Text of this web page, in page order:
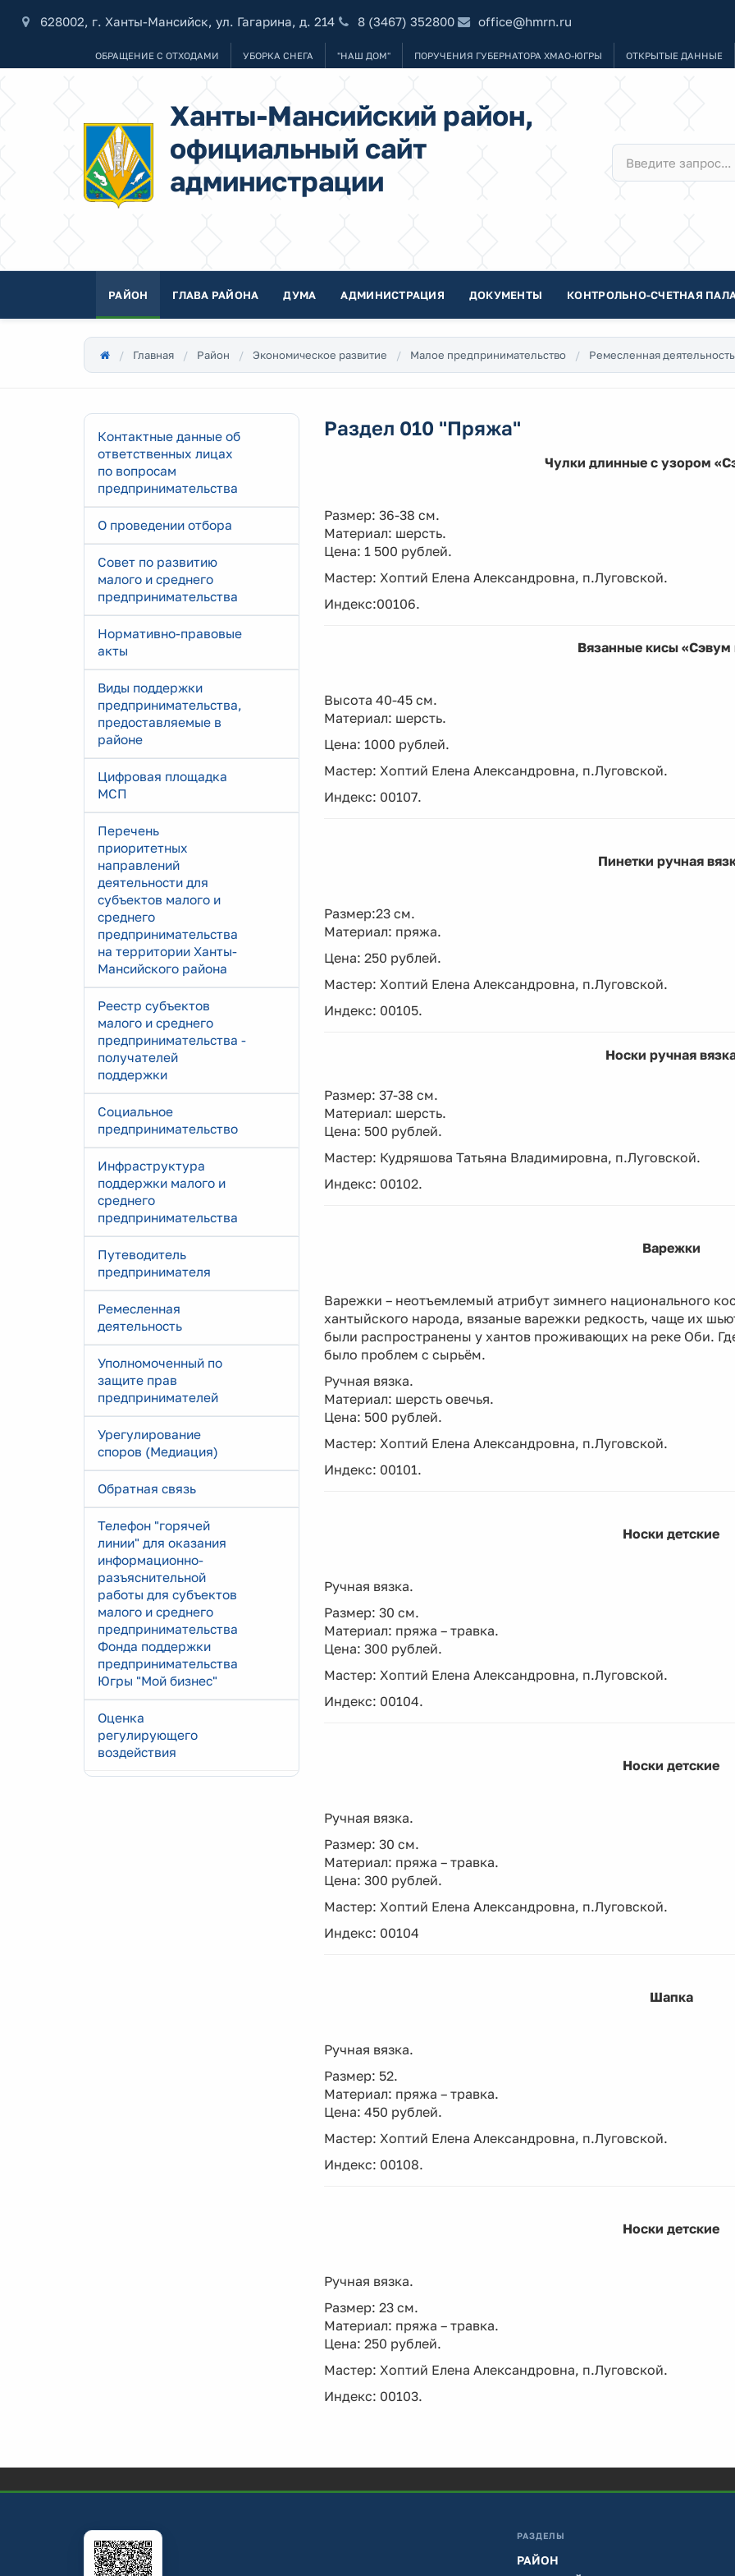
628002, г. Ханты-Мансийск, ул. Гагарина, д. 214 8 (3467) 352800 office@hmrn.ru
ОБРАЩЕНИЕ С ОТХОДАМИ УБОРКА СНЕГА "НАШ ДОМ" ПОРУЧЕНИЯ ГУБЕРНАТОРА ХМАО-ЮГРЫ ОТКРЫТЫЕ ДАННЫЕ
Ханты-Мансийский район,
официальный сайт
администрации
РАЙОН ГЛАВА РАЙОНА ДУМА АДМИНИСТРАЦИЯ ДОКУМЕНТЫ КОНТРОЛЬНО-СЧЕТНАЯ
Главная Район Экономическое развитие Малое предпринимательство Ремесленная деятельность
Контактные данные об
ответственных лицах
по вопросам
предпринимательства
О проведении отбора
Совет по развитию
малого и среднего
предпринимательства
Нормативно-правовые
акты
Виды поддержки
предпринимательства,
предоставляемые в
районе
Цифровая площадка
МСП
Перечень
приоритетных
направлений
деятельности для
субъектов малого и
среднего
предпринимательства
на территории Ханты-
Мансийского района
Реестр субъектов
малого и среднего
предпринимательства -
получателей
поддержки
Социальное
предпринимательство
Инфраструктура
поддержки малого и
среднего
предпринимательства
Путеводитель
предпринимателя
Ремесленная
деятельность
Уполномоченный по
защите прав
предпринимателей
Урегулирование
споров (Медиация)
Обратная связь
Телефон "горячей
линии" для оказания
информационно-
разъяснительной
работы для субъектов
малого и среднего
предпринимательства
Фонда поддержки
предпринимательства
Югры "Мой бизнес"
Оценка
регулирующего
воздействия
Раздел 010 "Пряжа"
Чулки длинные с узором
Размер: 36-38 см.
Материал: шерсть.
Цена: 1 500 рублей.
Мастер: Хоптий Елена Александровна, п.Луговской.
Индекс:00106.
Вязанные кисы «Сэвум
Высота 40-45 см.
Материал: шерсть.
Цена: 1000 рублей.
Мастер: Хоптий Елена Александровна, п.Луговской.
Индекс: 00107.
Пинетки ручная
Размер:23 см.
Материал: пряжа.
Цена: 250 рублей.
Мастер: Хоптий Елена Александровна, п.Луговской.
Индекс: 00105.
Носки ручная
Размер: 37-38 см.
Материал: шерсть.
Цена: 500 рублей.
Мастер: Кудряшова Татьяна Владимировна, п.Луговской.
Индекс: 00102.
Варежки
Варежки – неотъемлемый атрибут зимнего национального
хантыйского народа, вязаные варежки редкость, чаще их
были распространены у хантов проживающих на реке Оби.
было проблем с сырьём.
Ручная вязка.
Материал: шерсть овечья.
Цена: 500 рублей.
Мастер: Хоптий Елена Александровна, п.Луговской.
Индекс: 00101.
Носки детские
Ручная вязка.
Размер: 30 см.
Материал: пряжа – травка.
Цена: 300 рублей.
Мастер: Хоптий Елена Александровна, п.Луговской.
Индекс: 00104.
Носки детские
Ручная вязка.
Размер: 30 см.
Материал: пряжа – травка.
Цена: 300 рублей.
Мастер: Хоптий Елена Александровна, п.Луговской.
Индекс: 00104
Шапка
Ручная вязка.
Размер: 52.
Материал: пряжа – травка.
Цена: 450 рублей.
Мастер: Хоптий Елена Александровна, п.Луговской.
Индекс: 00108.
Носки детские
Ручная вязка.
Размер: 23 см.
Материал: пряжа – травка.
Цена: 250 рублей.
Мастер: Хоптий Елена Александровна, п.Луговской.
Индекс: 00103.
РАЗДЕЛЫ
РАЙОН